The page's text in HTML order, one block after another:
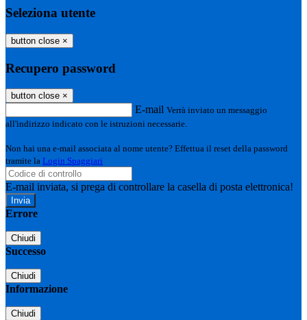
Seleziona utente
button close ×
Recupero password
button close ×
E-mail Verrà inviato un messaggio
all'indirizzo indicato con le istruzioni necessarie.
Non hai una e-mail associata al nome utente? Effettua il reset della password
tramite la Login Spaggiari
E-mail inviata, si prega di controllare la casella di posta elettronica!
Errore
Chiudi
Successo
Chiudi
Informazione
Chiudi